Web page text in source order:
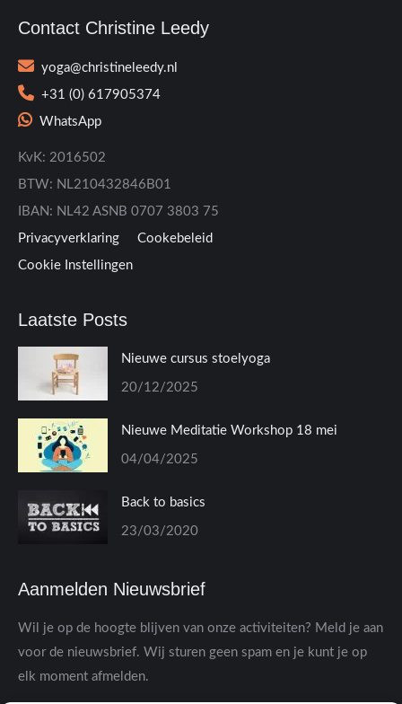
Contact Christine Leedy
yoga@christineleedy.nl
+31 (0) 617905374
WhatsApp
KvK: 2016502
BTW: NL210432846B01
IBAN: NL42 ASNB 0707 3803 75
Privacyverklaring
Cookebeleid
Cookie Instellingen
Laatste Posts
Nieuwe cursus stoelyoga
20/12/2025
Nieuwe Meditatie Workshop 18 mei
04/04/2025
Back to basics
23/03/2020
Aanmelden Nieuwsbrief
Wil je op de hoogte blijven van onze activiteiten? Meld je aan
voor de nieuwsbrief. Wij sturen geen spam en je kunt je op
elk moment afmelden.